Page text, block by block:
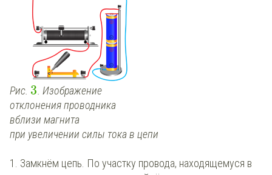
Рис. 3 . Изображение
отклонения проводника
вблизи магнита
при увеличении силы тока в цепи
1. Замкнём цепь. По участку провода, находящемуся в